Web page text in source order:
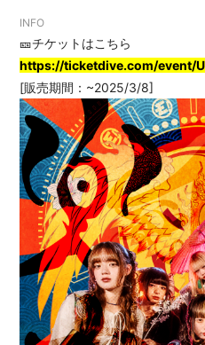
INFO
🎫チケットはこちら
https://ticketdive.com/event/
[販売期間：~2025/3/8]